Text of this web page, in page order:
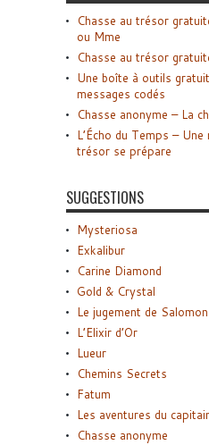
Chasse au trésor
ou Mme
Chasse au trésor
Une boîte à outils
messages codés
Chasse anonyme – La
L’Écho du Temps –
trésor se prépare
SUGGESTIONS
Mysteriosa
Exkalibur
Carine Diamond
Gold & Crystal
Le jugement de Salomon
L’Elixir d’Or
Lueur
Chemins Secrets
Fatum
Les aventures du
Chasse anonyme